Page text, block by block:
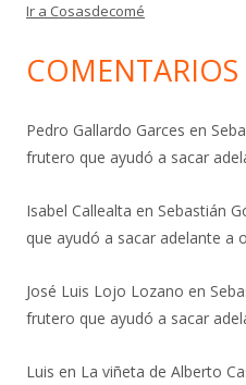
Ir a Cosasdecomé
COMENTARIOS
Pedro Gallardo Garces en
frutero que ayudó a sacar
Isabel Callealta en Sebastián
que ayudó a sacar adelante a
José Luis Lojo Lozano en
frutero que ayudó a sacar
Luis en La viñeta de Alberto